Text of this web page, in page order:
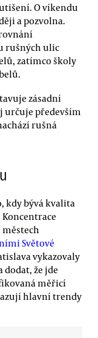
O víkendu
a pozvolna.
rušných ulic
zatímco školy
zásadní
určuje především
rušná
kdy bývá kvalita
městech
Světové
vykazovaly
dodat, že jde
měřicí
hlavní trendy